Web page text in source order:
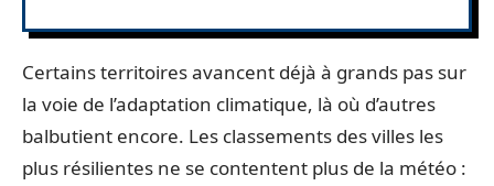
Certains territoires avancent déjà à grands pas sur
la voie de l’adaptation climatique, là où d’autres
balbutient encore. Les classements des villes les
plus résilientes ne se contentent plus de la météo :